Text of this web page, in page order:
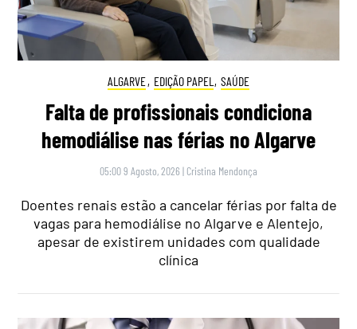
ALGARVE, EDIÇÃO PAPEL , SAÚDE
Falta de profissionais condiciona
hemodiálise nas férias no Algarve
05:00 9 Agosto, 2026 | Cristina Mendonça
Doentes renais estão a cancelar férias por falta de
vagas para hemodiálise no Algarve e Alentejo,
apesar de existirem unidades com qualidade
clínica